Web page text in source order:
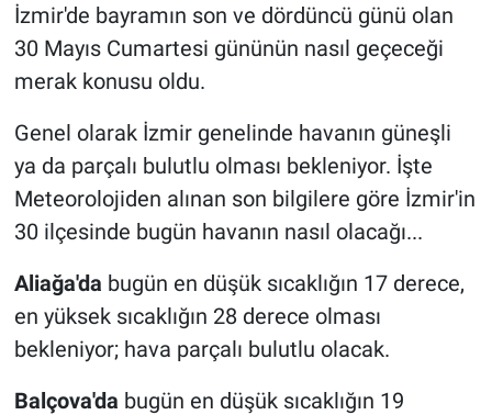
İzmir'de bayramın son ve dördüncü günü olan
30 Mayıs Cumartesi gününün nasıl geçeceği
merak konusu oldu.
Genel olarak İzmir genelinde havanın güneşli
ya da parçalı bulutlu olması bekleniyor. İşte
Meteorolojiden alınan son bilgilere göre İzmir'in
30 ilçesinde bugün havanın nasıl olacağı...
Aliağa'da bugün en düşük sıcaklığın 17 derece,
en yüksek sıcaklığın 28 derece olması
bekleniyor; hava parçalı bulutlu olacak.
Balçova'da bugün en düşük sıcaklığın 19